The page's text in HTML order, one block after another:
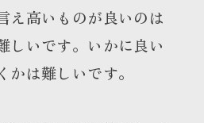
え高いものが良いのは
しいです。いかに良い
かは難しいです。